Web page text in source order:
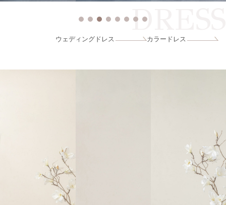
DRESS
ウェディングドレス カラードレス